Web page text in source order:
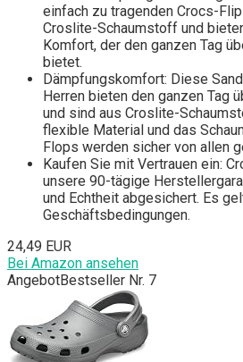
einfach zu tragenden Crocs-
Croslite-Schaumstoff und
Komfort, der den ganzen Tag
bietet.
Dämpfungskomfort: Diese
Herren bieten den ganzen Tag
und sind aus Croslite-
flexible Material und das
Flops werden sicher von allen
Kaufen Sie mit Vertrauen ein:
unsere 90-tägige
und Echtheit abgesichert. Es
Geschäftsbedingungen.
24,49 EUR
Bei Amazon ansehen
AngebotBestseller Nr. 7